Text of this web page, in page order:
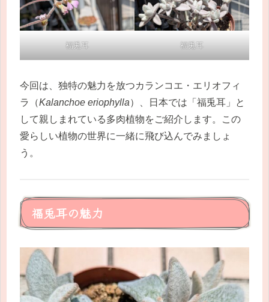
福兎耳 福兎耳
今回は、独特の魅力を放つカランコエ・エリオフィ
ラ（Kalanchoe eriophylla）、日本では「福兎耳」と
して親しまれている多肉植物をご紹介します。この
愛らしい植物の世界に一緒に飛び込んでみましょ
う。
福兎耳の魅力